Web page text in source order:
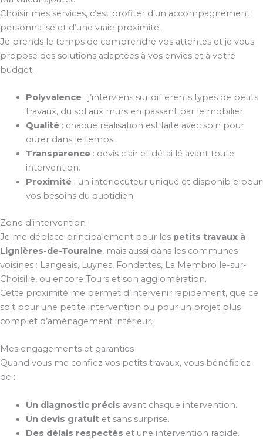
Choisir mes services, c’est profiter d’un accompagnement
personnalisé et d’une vraie proximité.
Je prends le temps de comprendre vos attentes et je vous
propose des solutions adaptées à vos envies et à votre
budget.
Polyvalence: j’interviens sur différents types de petits
travaux, du sol aux murs en passant par le mobilier.
Qualité: chaque réalisation est faite avec soin pour
durer dans le temps.
Transparence: devis clair et détaillé avant toute
intervention.
Proximité: un interlocuteur unique et disponible pour
vos besoins du quotidien.
Zone d’intervention
Je me déplace principalement pour les petits travaux à
Lignières-de-Touraine, mais aussi dans les communes
voisines : Langeais, Luynes, Fondettes, La Membrolle-sur-
Choisille, ou encore Tours et son agglomération.
Cette proximité me permet d’intervenir rapidement, que ce
soit pour une petite intervention ou pour un projet plus
complet d’aménagement intérieur.
Mes engagements et garanties
Quand vous me confiez vos petits travaux, vous bénéficiez
de :
Un diagnostic précis avant chaque intervention.
Un devis gratuitet sans surprise.
Des délais respectés et une intervention rapide.